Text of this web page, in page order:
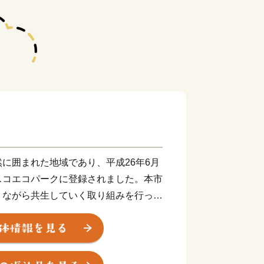
囲まれた地域であり、平成26年6月
エコパークに登録されました。本市
がら共生していく取り組みを行って
である御勅使川扇状地やそれに続く
れ、春から秋にかけてたくさんのフ
ルーツなど地域の特産品をPRし、